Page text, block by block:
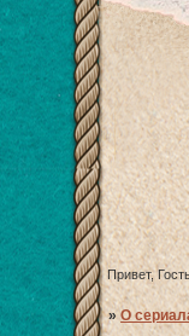
Привет,
»О